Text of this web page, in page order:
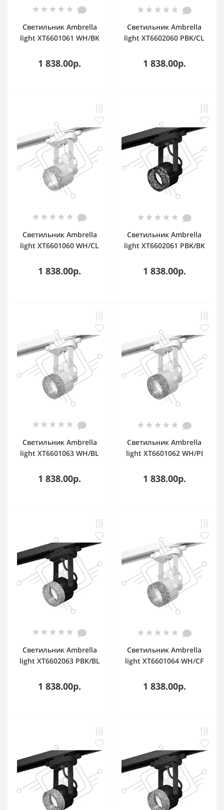
Светильник Ambrella
light XT6601061 WH/BK
MR16 GU10 (C6601,
1 838.00р.
Светильник Ambrella
light XT6602060 PBK/CL
полированный/
прозрачный MR16 GU10
1 838.00р.
Светильник Ambrella
light XT6601060 WH/CL
MR16 GU10 (C6601,
1 838.00р.
Светильник Ambrella
light XT6602061 PBK/BK
полированный/
тонированный MR16
1 838.00р.
Светильник Ambrella
light XT6601063 WH/BL
GU10 (C6601, N6153)
1 838.00р.
Светильник Ambrella
light XT6601062 WH/PI
GU10 (C6601, N6152)
1 838.00р.
Светильник Ambrella
light XT6602063 PBK/BL
полированный/
голубой MR16 GU10
1 838.00р.
Светильник Ambrella
light XT6601064 WH/CF
(C6601, N6154)
1 838.00р.